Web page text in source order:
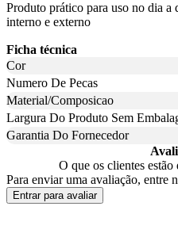
Produto prático para uso no dia a
interno e externo
Ficha técnica
Cor
Numero De Pecas
Material/Composicao
Largura Do Produto Sem
Garantia Do Fornecedor
O que os clientes
Para enviar uma avaliação, entre
Entrar para avaliar